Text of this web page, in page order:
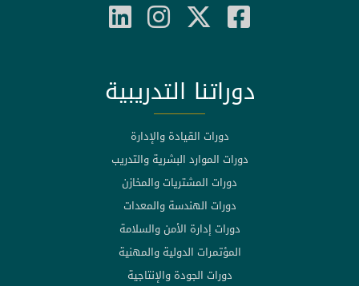
دوراتنا التدريبية
دورات القيادة والإدارة
دورات الموارد البشرية والتدريب
دورات المشتريات والمخازن
دورات الهندسة والمعدات
دورات إدارة الأمن والسلامة
المؤتمرات الدولية والمهنية
دورات الجودة والإنتاجية